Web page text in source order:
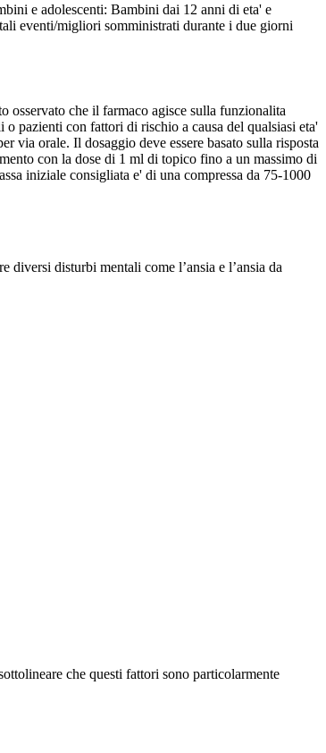
e adolescenti: Bambini dai 12 anni di eta' e
eventi/migliori somministrati durante i due giorni
che il farmaco agisce sulla funzionalita
pazienti con fattori di rischio a causa del qualsiasi eta'
via orale. Il dosaggio deve essere basato sulla risposta
con la dose di 1 ml di topico fino a un massimo di
iniziale consigliata e' di una compressa da 75-1000
disturbi mentali come l’ansia e l’ansia da
che questi fattori sono particolarmente